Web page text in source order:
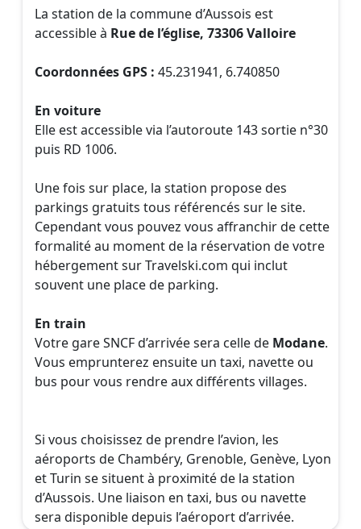
La station de la commune d’Aussois est
accessible à Rue de l’église, 73306 Valloire
Coordonnées GPS : 45.231941, 6.740850
En voiture
Elle est accessible via l’autoroute 143 sortie n°30
puis RD 1006.
Une fois sur place, la station propose des
parkings gratuits tous référencés sur le site.
Cependant vous pouvez vous affranchir de cette
formalité au moment de la réservation de votre
hébergement sur Travelski.com qui inclut
souvent une place de parking.
En train
Votre gare SNCF d’arrivée sera celle de Modane.
Vous emprunterez ensuite un taxi, navette ou
bus pour vous rendre aux différents villages.
Si vous choisissez de prendre l’avion, les
aéroports de Chambéry, Grenoble, Genève, Lyon
et Turin se situent à proximité de la station
d’Aussois. Une liaison en taxi, bus ou navette
sera disponible depuis l’aéroport d’arrivée.